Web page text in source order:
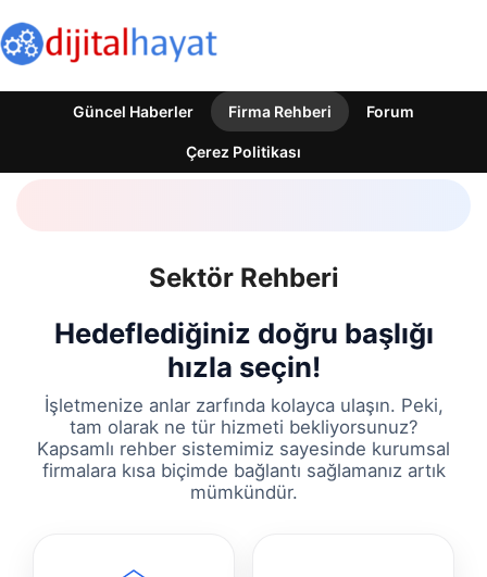
Güncel Haberler Firma Rehberi Forum
Çerez Politikası
Sektör Rehberi
Hedeflediğiniz doğru başlığı
hızla seçin!
İşletmenize anlar zarfında kolayca ulaşın. Peki,
tam olarak ne tür hizmeti bekliyorsunuz?
Kapsamlı rehber sistemimiz sayesinde kurumsal
firmalara kısa biçimde bağlantı sağlamanız artık
mümkündür.